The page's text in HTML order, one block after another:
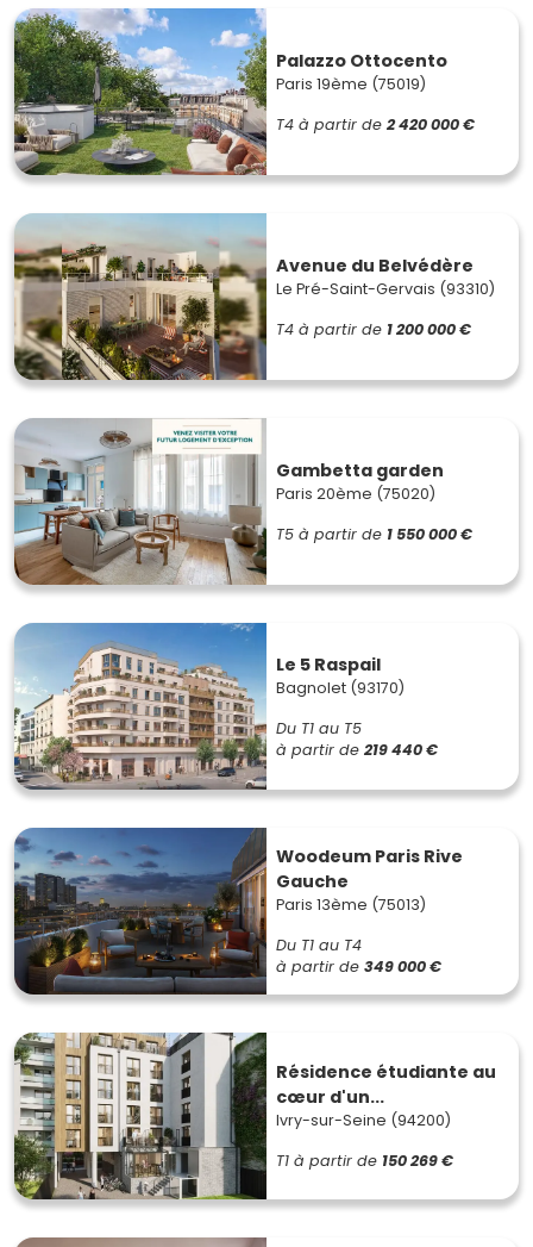
Palazzo Ottocento
Paris 19ème (75019)
T4 à partir de 2 420 000 €
Avenue du Belvédère
Le Pré-Saint-Gervais (93310)
T4 à partir de 1 200 000 €
Gambetta garden
Paris 20ème (75020)
T5 à partir de 1 550 000 €
Le 5 Raspail
Bagnolet (93170)
Du T1 au T5
à partir de 219 440 €
Woodeum Paris Rive
Gauche
Paris 13ème (75013)
Du T1 au T4
à partir de 349 000 €
Résidence étudiante au
cœur d'un...
Ivry-sur-Seine (94200)
T1 à partir de 150 269 €